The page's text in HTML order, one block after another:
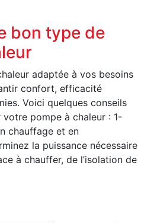
bon type de
adaptée à vos besoins
confort, efficacité
Voici quelques conseils
pompe à chaleur : 1-
chauffage et en
la puissance nécessaire
à chauffer, de l’isolation de